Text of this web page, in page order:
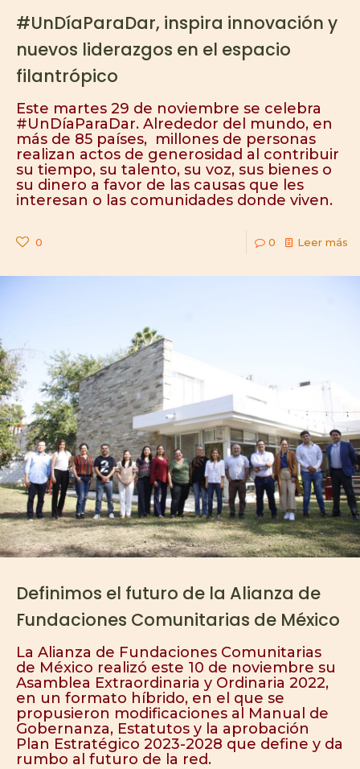
#UnDíaParaDar, inspira innovación y
nuevos liderazgos en el espacio
filantrópico
Este martes 29 de noviembre se celebra
#UnDíaParaDar. Alrededor del mundo, en
más de 85 países, millones de personas
realizan actos de generosidad al contribuir
su tiempo, su talento, su voz, sus bienes o
su dinero a favor de las causas que les
interesan o las comunidades donde viven.
0 0 Leer más
Definimos el futuro de la Alianza de
Fundaciones Comunitarias de México
La Alianza de Fundaciones Comunitarias
de México realizó este 10 de noviembre su
Asamblea Extraordinaria y Ordinaria 2022,
en un formato híbrido, en el que se
propusieron modificaciones al Manual de
Gobernanza, Estatutos y la aprobación
Plan Estratégico 2023-2028 que define y da
rumbo al futuro de la red.